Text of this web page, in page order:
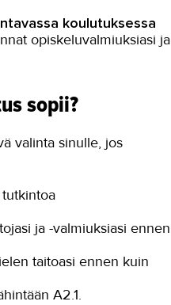
koulutuksessa
opiskeluvalmiuksiasi ja
sopii?
valinta sinulle, jos
ja -valmiuksiasi ennen
taitoasi ennen kuin
A2.1.